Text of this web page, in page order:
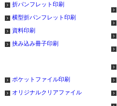
折パンフレット印刷
横型折パンフレット印刷
資料印刷
挟み込み冊子印刷
ポケットファイル印刷
オリジナルクリアファイル